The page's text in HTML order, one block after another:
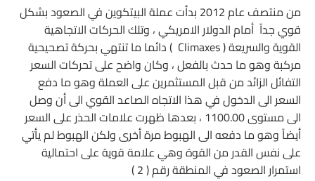
من منتصف عام 2012 بدأت عملة البيتكوين في الصعود بشكل
قوي جداً أمام الدولار الامريكي ، وتلك الحركات الاتجاهية
القوية والسريعة ( Climaxes ) دائما ما تنتهي بحركة تصحيحية
مركبة وهو ما حدث بالفعل ، وكان واضح على تحركات السعر
التفائل الزائد من قبل المستثمرين على العملة وهو ما دفع
السعر الى الدخول في هذا الاتجاه الصاعد القوي الى أن وصل
الى مستوى 1100.00 ، بعدها ظهرت علامات الحذر على السعر
أيضاً وهو ما دفعه الى الهبوط مرة أخرى ولكن الهبوط لم يأتي
على نفس القدر من القوة وهي علامة قوية على احتمالية
استمرار الصعود في المنطقة رقم ( 2 )